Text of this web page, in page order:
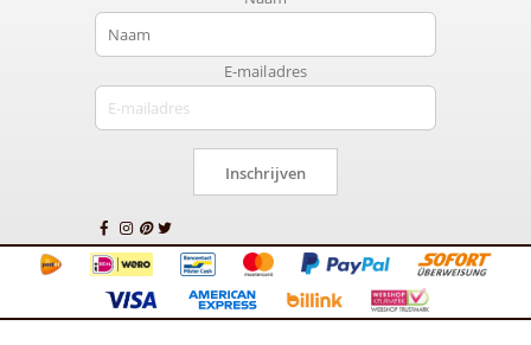
E-mailadres
Inschrijven